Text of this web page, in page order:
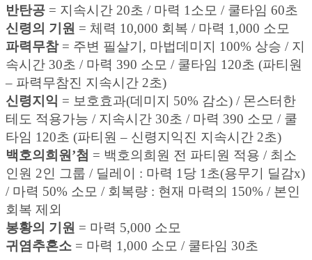
반탄공 = 지속시간 20초 / 마력 1소모 / 쿨타임 60초
신령의 기원 = 체력 10,000 회복 / 마력 1,000 소모
파력무참= 주변 필살기, 마법데미지 100% 상승 / 지
속시간 30초 / 마력 390 소모 / 쿨타임 120초 (파티원
– 파력무참진 지속시간 2초)
신령지익 = 보호효과(데미지 50% 감소) / 몬스터한
테도 적용가능 / 지속시간 30초 / 마력 390 소모 / 쿨
타임 120초 (파티원 – 신령지익진 지속시간 2초)
백호의희원’첨 = 백호의희원 전 파티원 적용 / 최소
인원 2인 그룹 / 딜레이 : 마력 1당 1초(용무기 딜감x)
/ 마력 50% 소모 / 회복량 : 현재 마력의 150% / 본인
회복 제외
봉황의 기원 = 마력 5,000 소모
귀염추혼소 = 마력 1,000 소모 / 쿨타임 30초